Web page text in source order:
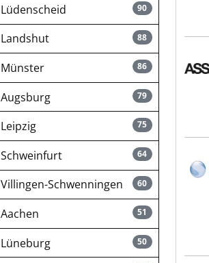
90
Lüdenscheid
88
Landshut
86
Münster
79
Augsburg
75
Leipzig
64
Schweinfurt
60
Villingen-Schwenningen
51
Aachen
50
Lüneburg